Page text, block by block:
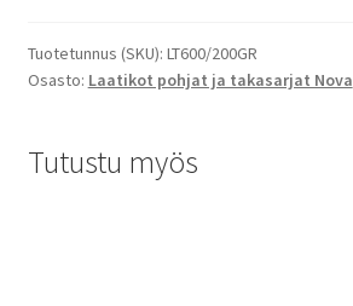
Tuotetunnus (SKU): LT600/200GR
Osasto: Laatikot pohjat ja takasarjat Nova
Tutustu myös